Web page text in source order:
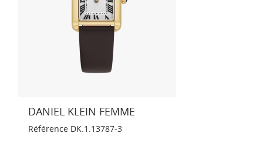
DANIEL KLEIN FEMME
Référence DK.1.13787-3